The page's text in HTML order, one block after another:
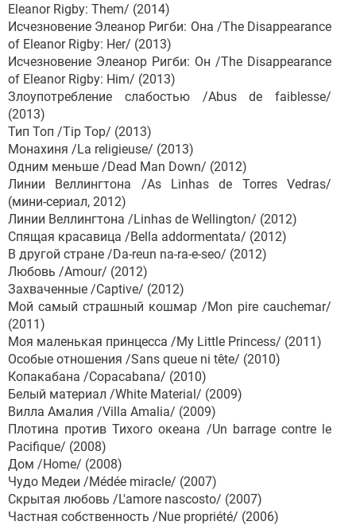
Eleanor Rigby: Them/ (2014)
Исчезновение Элеанор Ригби: Она /The Disappearance
of Eleanor Rigby: Her/ (2013)
Исчезновение Элеанор Ригби: Он /The Disappearance
of Eleanor Rigby: Him/ (2013)
Злоупотребление слабостью /Abus de faiblesse/
(2013)
Тип Топ /Tip Top/ (2013)
Монахиня /La religieuse/ (2013)
Одним меньше /Dead Man Down/ (2012)
Линии Веллингтона /As Linhas de Torres Vedras/
(мини-сериал, 2012)
Линии Веллингтона /Linhas de Wellington/ (2012)
Спящая красавица /Bella addormentata/ (2012)
В другой стране /Da-reun na-ra-e-seo/ (2012)
Любовь /Amour/ (2012)
Захваченные /Captive/ (2012)
Мой самый страшный кошмар /Mon pire cauchemar/
(2011)
Моя маленькая принцесса /My Little Princess/ (2011)
Особые отношения /Sans queue ni tête/ (2010)
Копакабана /Copacabana/ (2010)
Белый материал /White Material/ (2009)
Вилла Амалия /Villa Amalia/ (2009)
Плотина против Тихого океана /Un barrage contre le
Pacifique/ (2008)
Дом /Home/ (2008)
Чудо Медеи /Médée miracle/ (2007)
Скрытая любовь /L'amore nascosto/ (2007)
Частная собственность /Nue propriété/ (2006)